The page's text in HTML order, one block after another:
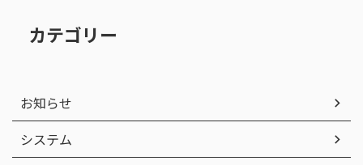
カテゴリー
お知らせ
システム